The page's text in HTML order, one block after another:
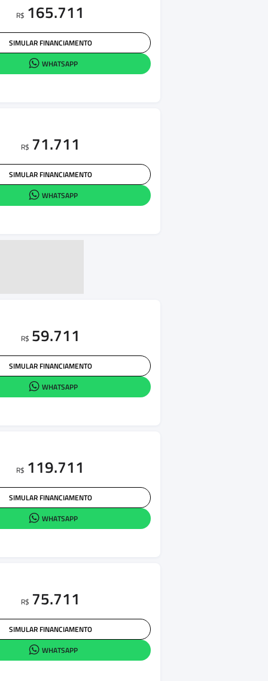
R$ 165.711
SIMULAR FINANCIAMENTO
WHATSAPP
R$ 71.711
SIMULAR FINANCIAMENTO
WHATSAPP
R$ 59.711
SIMULAR FINANCIAMENTO
WHATSAPP
R$ 119.711
SIMULAR FINANCIAMENTO
WHATSAPP
R$ 75.711
SIMULAR FINANCIAMENTO
WHATSAPP